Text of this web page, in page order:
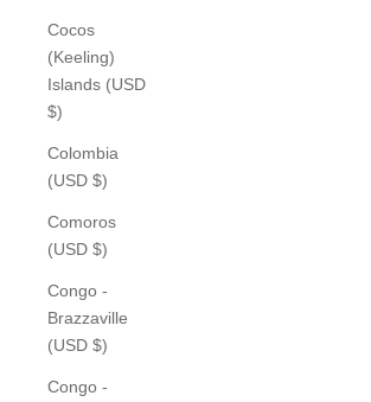
Cocos
(Keeling)
Islands (USD
$)
Colombia
(USD $)
Comoros
(USD $)
Congo -
Brazzaville
(USD $)
Congo -